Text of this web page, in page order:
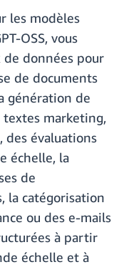
les modèles
OSS, vous
données pour
de documents
génération de
textes marketing,
des évaluations
échelle, la
de
la catégorisation
ou des e-mails
à partir
échelle et à